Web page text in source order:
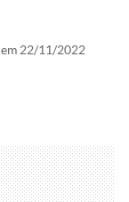
22/11/2022